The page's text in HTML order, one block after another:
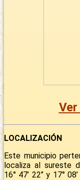
Ver
LOCALIZACIÓN
Este municipio
localiza al sureste
16° 47’ 22’’ y 17°